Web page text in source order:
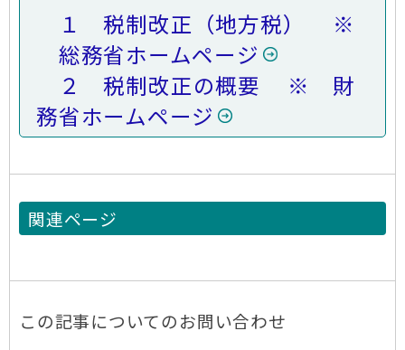
１ 税制改正（地方税） ※
総務省ホームページ
２ 税制改正の概要 ※ 財
務省ホームページ
関連ページ
この記事についてのお問い合わせ